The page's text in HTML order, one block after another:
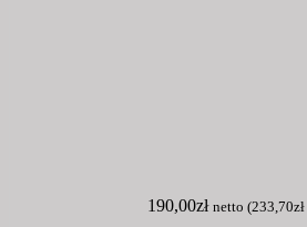
190,00zł netto (233,70zł